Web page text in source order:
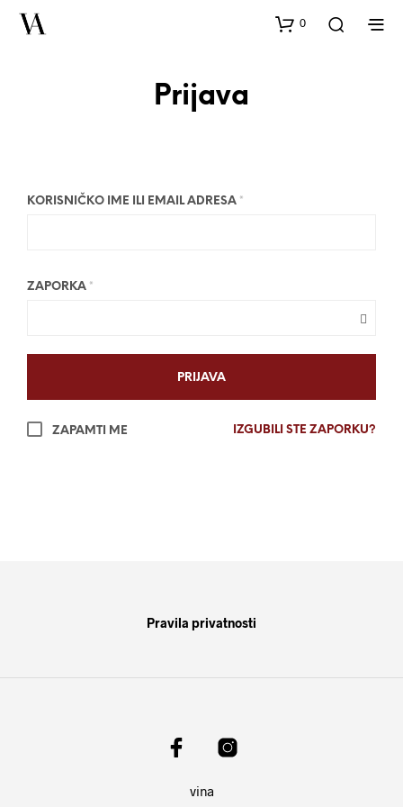
0
Prijava
KORISNIČKO IME ILI EMAIL ADRESA *
ZAPORKA *
PRIJAVA
ZAPAMTI ME IZGUBILI STE ZAPORKU?
Pravila privatnosti
vina